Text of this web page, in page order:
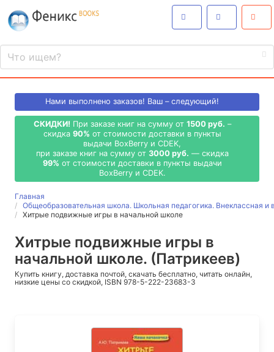
Нами выполнено заказов! Ваш – следующий!
СКИДКИ! При заказе книг на сумму от 1500 руб. –
скидка 90% от стоимости доставки в пункты
выдачи BoxBerry и CDEK,
при заказе книг на сумму от 3000 руб. — скидка
99% от стоимости доставки в пункты выдачи
BoxBerry и CDEK.
Главная
Общеобразовательная школа. Школьная педагогика. Внеклассная и
Хитрые подвижные игры в начальной школе
Хитрые подвижные игры в
начальной школе. (Патрикеев)
Купить книгу, доставка почтой, скачать бесплатно, читать онлайн,
низкие цены со скидкой, ISBN 978-5-222-23683-3